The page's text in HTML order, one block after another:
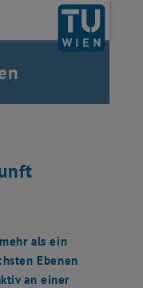
als ein
Ebenen
an einer